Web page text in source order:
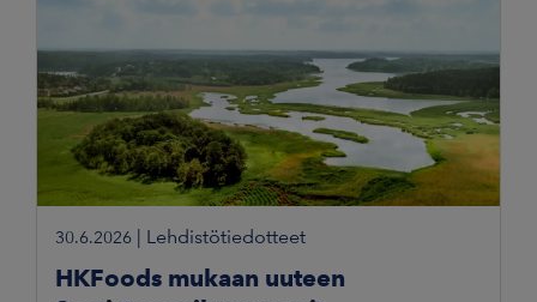
30.6.2026 Lehdistötiedotteet
HKFoods mukaan uuteen